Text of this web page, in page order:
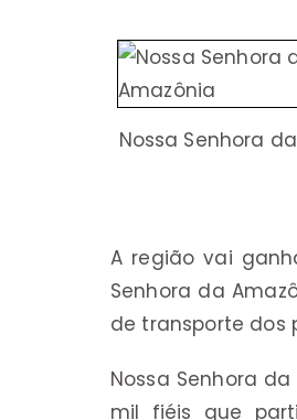
Nossa Senhora
A região vai
Senhora da
de transporte dos
Nossa Senhora
mil fiéis que